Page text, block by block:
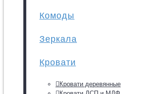
Комоды
Зеркала
Кровати
Кровати деревянные